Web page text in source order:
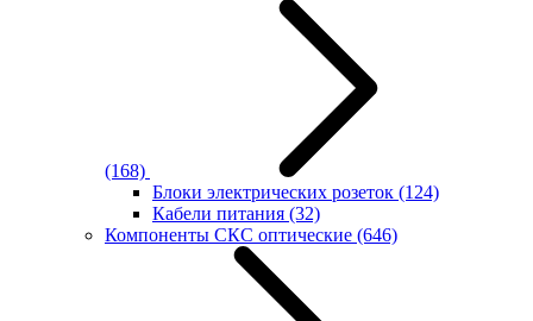
(168)
Блоки электрических розеток (124)
Кабели питания (32)
Компоненты СКС оптические (646)